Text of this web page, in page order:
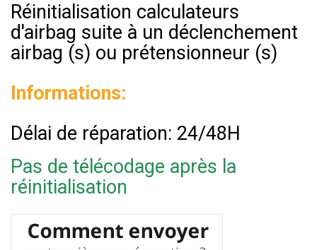
Réinitialisation calculateurs
d'airbag suite à un déclenchement
airbag (s) ou prétensionneur (s)
Informations:
Délai de réparation: 24/48H
Pas de télécodage après la
réinitialisation